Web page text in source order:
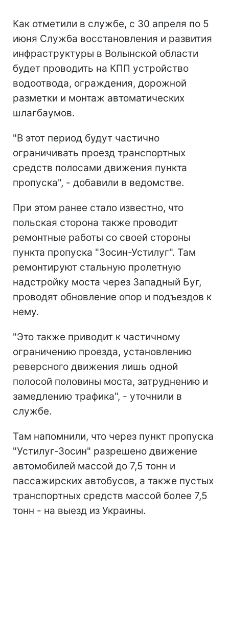
Как отметили в службе, с 30 апреля по 5
июня Служба восстановления и развития
инфраструктуры в Волынской области
будет проводить на КПП устройство
водоотвода, ограждения, дорожной
разметки и монтаж автоматических
шлагбаумов.
"В этот период будут частично
ограничивать проезд транспортных
средств полосами движения пункта
пропуска", - добавили в ведомстве.
При этом ранее стало известно, что
польская сторона также проводит
ремонтные работы со своей стороны
пункта пропуска "Зосин-Устилуг". Там
ремонтируют стальную пролетную
надстройку моста через Западный Буг,
проводят обновление опор и подъездов к
нему.
"Это также приводит к частичному
ограничению проезда, установлению
реверсного движения лишь одной
полосой половины моста, затруднению и
замедлению трафика", - уточнили в
службе.
Там напомнили, что через пункт пропуска
"Устилуг-Зосин" разрешено движение
автомобилей массой до 7,5 тонн и
пассажирских автобусов, а также пустых
транспортных средств массой более 7,5
тонн - на выезд из Украины.